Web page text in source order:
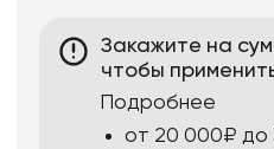
Закажите на
чтобы
Подробнее
от 20 000₽ до